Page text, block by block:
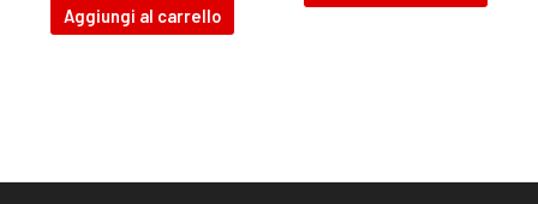
Aggiungi al carrello